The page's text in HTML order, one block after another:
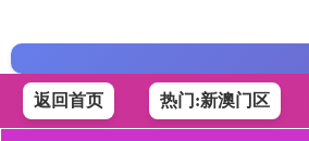
返回首页 热门:新澳门区